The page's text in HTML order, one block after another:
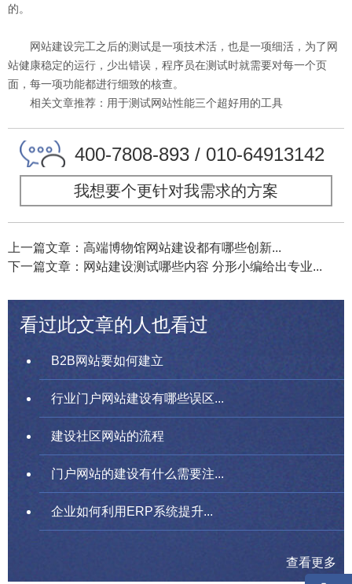
的。
网站建设完工之后的测试是一项技术活，也是一项细活，为了网
站健康稳定的运行，少出错误，程序员在测试时就需要对每一个页
面，每一项功能都进行细致的核查。
相关文章推荐： 用于测试网站性能三个超好用的工具
400-7808-893 / 010-64913142
我想要个更针对我需求的方案
上一篇文章：高端博物馆网站建设都有哪些创新...
下一篇文章：网站建设测试哪些内容 分形小编给出专业...
看过此文章的人也看过
B2B网站要如何建立
行业门户网站建设有哪些误区...
建设社区网站的流程
门户网站的建设有什么需要注...
企业如何利用ERP系统提升...
查看更多